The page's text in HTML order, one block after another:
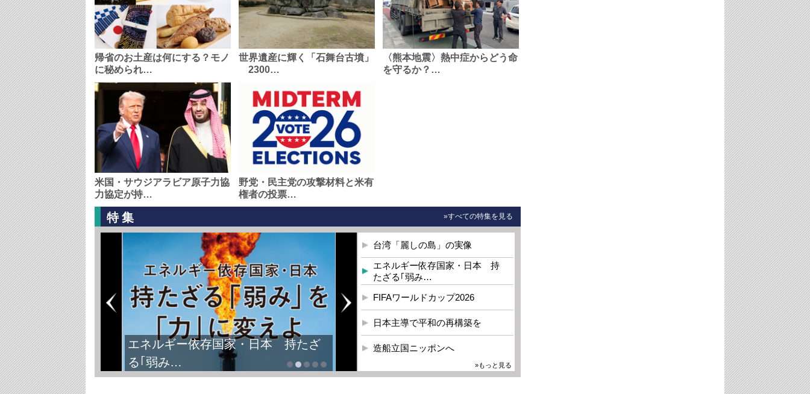
帰省のお土産は何にする？モノ
に秘められ…
世界遺産に輝く「石舞台古墳」
2300…
〈熊本地震〉熱中症からどう命
を守るか？…
米国・サウジアラビア原子力協
力協定が持…
野党・民主党の攻撃材料と米有
権者の投票…
特集 »すべての特集を見る
エネルギー依存国家・日本 持たざ
る｢弱み…
台湾「麗しの島」の実像
エネルギー依存国家・日本 持
たざる｢弱み…
FIFAワールドカップ2026
日本主導で平和の再構築を
造船立国ニッポンへ
»もっと見る